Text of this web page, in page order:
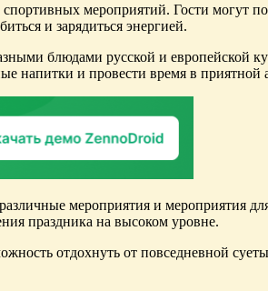
мероприятий. Гости могут
и зарядиться энергией.
блюдами русской и
напитки и провести время в приятной
мероприятия и мероприятия
праздника на высоком уровне.
отдохнуть от повседневной